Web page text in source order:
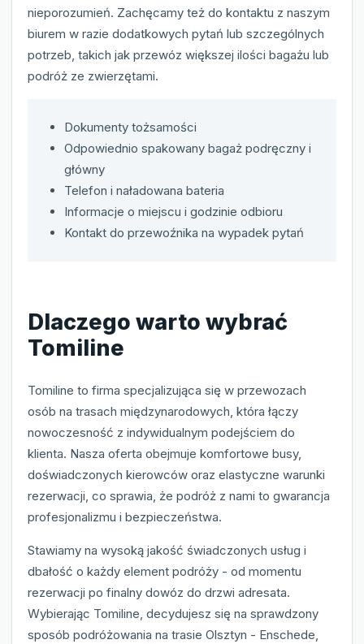
nieporozumień. Zachęcamy też do kontaktu z naszym
biurem w razie dodatkowych pytań lub szczególnych
potrzeb, takich jak przewóz większej ilości bagażu lub
podróż ze zwierzętami.
Dokumenty tożsamości
Odpowiednio spakowany bagaż podręczny i
główny
Telefon i naładowana bateria
Informacje o miejscu i godzinie odbioru
Kontakt do przewoźnika na wypadek pytań
Dlaczego warto wybrać
Tomiline
Tomiline to firma specjalizująca się w przewozach
osób na trasach międzynarodowych, która łączy
nowoczesność z indywidualnym podejściem do
klienta. Nasza oferta obejmuje komfortowe busy,
doświadczonych kierowców oraz elastyczne warunki
rezerwacji, co sprawia, że podróż z nami to gwarancja
profesjonalizmu i bezpieczeństwa.
Stawiamy na wysoką jakość świadczonych usług i
dbałość o każdy element podróży - od momentu
rezerwacji po finalny dowóz do drzwi adresata.
Wybierając Tomiline, decydujesz się na sprawdzony
sposób podróżowania na trasie Olsztyn - Enschede,